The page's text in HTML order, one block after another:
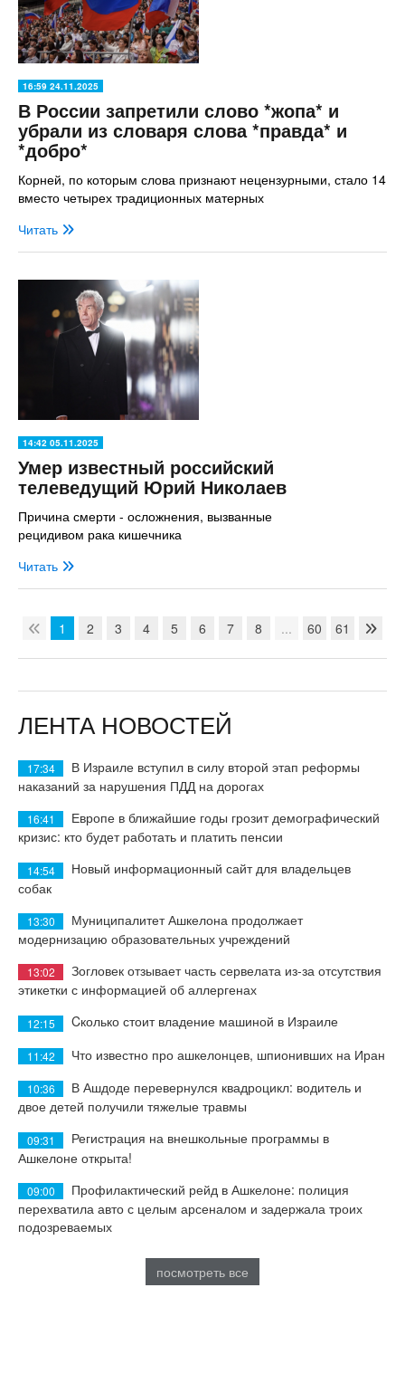
16:59 24.11.2025
В России запретили слово *жопа* и
убрали из словаря слова *правда* и
*добро*
Корней, по которым слова признают нецензурными, стало 14
вместо четырех традиционных матерных
Читать
14:42 05.11.2025
Умер известный российский
телеведущий Юрий Николаев
Причина смерти - осложнения, вызванные
рецидивом рака кишечника
Читать
1 2 3 4 5 6 7 8 ... 60 61
ЛЕНТА НОВОСТЕЙ
17:34
В Израиле вступил в силу второй этап реформы
наказаний за нарушения ПДД на дорогах
16:41
Европе в ближайшие годы грозит демографический
кризис: кто будет работать и платить пенсии
14:54
Новый информационный сайт для владельцев
собак
13:30
Муниципалитет Ашкелона продолжает
модернизацию образовательных учреждений
13:02
Зогловек отзывает часть сервелата из-за отсутствия
этикетки с информацией об аллергенах
12:15 Cколько стоит владение машиной в Израиле
11:42 Что известно про ашкелонцев, шпионивших на Иран
10:36
В Ашдоде перевернулся квадроцикл: водитель и
двое детей получили тяжелые травмы
09:31
Регистрация на внешкольные программы в
Ашкелоне открыта!
09:00
Профилактический рейд в Ашкелоне: полиция
перехватила авто с целым арсеналом и задержала троих
подозреваемых
посмотреть все